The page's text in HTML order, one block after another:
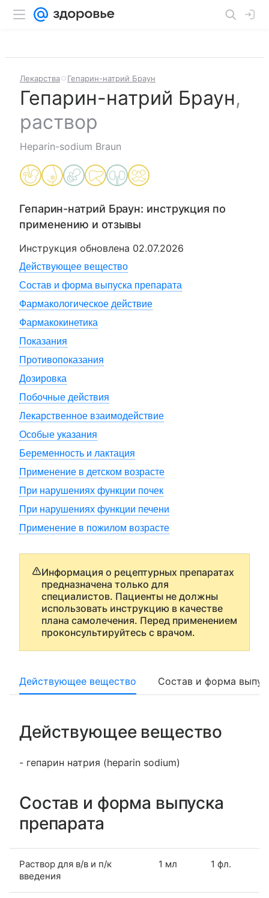
Лекарства Гепарин-натрий Браун
Гепарин-натрий Браун,
раствор
Heparin-sodium Braun
Гепарин-натрий Браун: инструкция по
применению и отзывы
Инструкция обновлена 02.07.2026
Действующее вещество
Состав и форма выпуска препарата
Фармакологическое действие
Фармакокинетика
Показания
Противопоказания
Дозировка
Побочные действия
Лекарственное взаимодействие
Особые указания
Беременность и лактация
Применение в детском возрасте
При нарушениях функции почек
При нарушениях функции печени
Применение в пожилом возрасте
Информация о рецептурных препаратах
предназначена только для
специалистов. Пациенты не должны
использовать инструкцию в качестве
плана самолечения. Перед применением
проконсультируйтесь с врачом.
Действующее вещество Состав и форма
Действующее вещество
- гепарин натрия (heparin sodium)
Состав и форма выпуска
препарата
Раствор для в/в и п/к
введения
1 мл 1 фл.